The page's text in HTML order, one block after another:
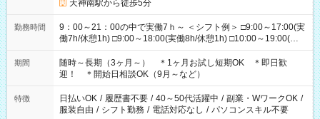
天神南駅から徒歩5分
勤務時間
9：00～21：00の中で実働7ｈ～ ＜シフト例＞ □9:00～17:00(実
働7h/休憩1h) □9:00～18:00(実働8h/休憩1h) □10:00～19:00(実
働8h/休憩1h) □11:00～20:00(実働8h/休憩1h) □12:00～20:00(実
働7h/休憩1h) □12:00～21:00(実働7h/休憩1h) ＊固定OK ＊選べ
る時間帯！
期間
随時～長期（3ヶ月～） ＊1ヶ月お試し短期OK ＊即日歓
迎！ ＊開始日相談OK（9月～など）
特徴 日払いOK / 履歴書不要 / 40～50代活躍中 / 副業・WワークOK /
服装自由 / シフト勤務 / 電話対応なし / パソコンスキル不要